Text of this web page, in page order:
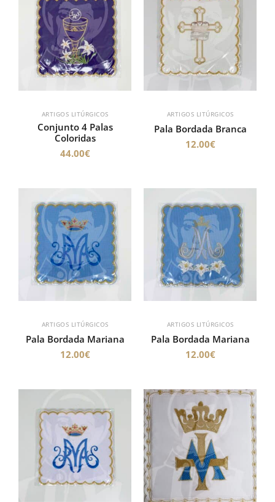
ARTIGOS LITÚRGICOS
Conjunto 4 Palas
Coloridas
44.00€
ARTIGOS LITÚRGICOS
Pala Bordada Branca
12.00€
ARTIGOS LITÚRGICOS
Pala Bordada Mariana
12.00€
ARTIGOS LITÚRGICOS
Pala Bordada Mariana
12.00€